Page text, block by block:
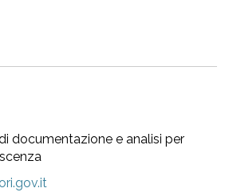
documentazione e analisi per